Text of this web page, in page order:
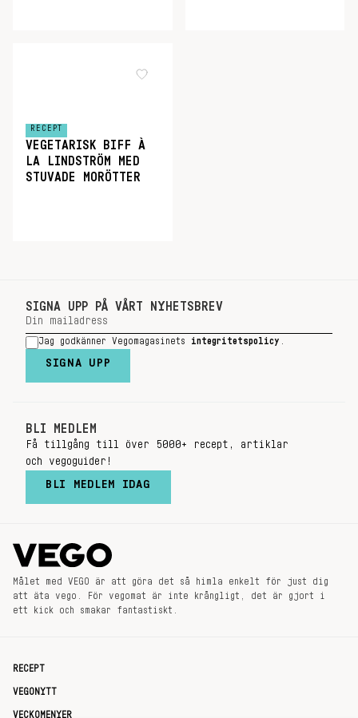
RECEPT
VEGETARISK BIFF À
LA LINDSTRÖM MED
STUVADE MORÖTTER
SIGNA UPP PÅ VÅRT NYHETSBREV
Jag godkänner Vegomagasinets integritetspolicy
SIGNA UPP
BLI MEDLEM
Få tillgång till över 5000+ recept, artiklar
och vegoguider!
BLI MEDLEM IDAG
Målet med VEGO är att göra det så himla enkelt för just dig
att äta vego. För vegomat är inte krångligt, det är gjort i
ett kick och smakar fantastiskt.
RECEPT
VEGONYTT
VECKOMENYER